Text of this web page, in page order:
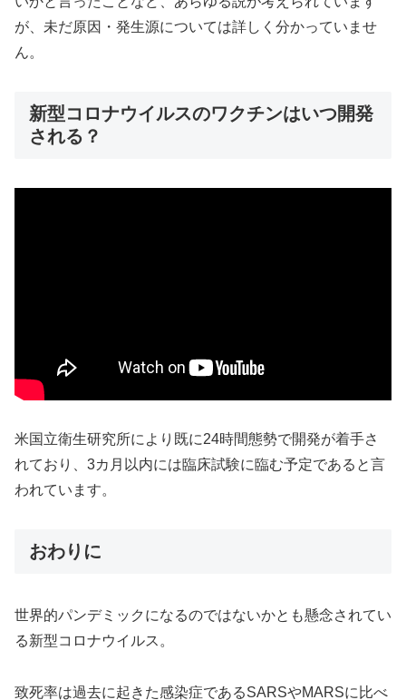
が、未だ原因・発生源については詳しく分かっていませ
ん。
新型コロナウイルスのワクチンはいつ開発
される？
米国立衛生研究所により既に24時間態勢で開発が着手さ
れており、3カ月以内には臨床試験に臨む予定であると言
われています。
おわりに
世界的パンデミックになるのではないかとも懸念されてい
る新型コロナウイルス。
致死率は過去に起きた感染症であるSARSやMARSに比べ